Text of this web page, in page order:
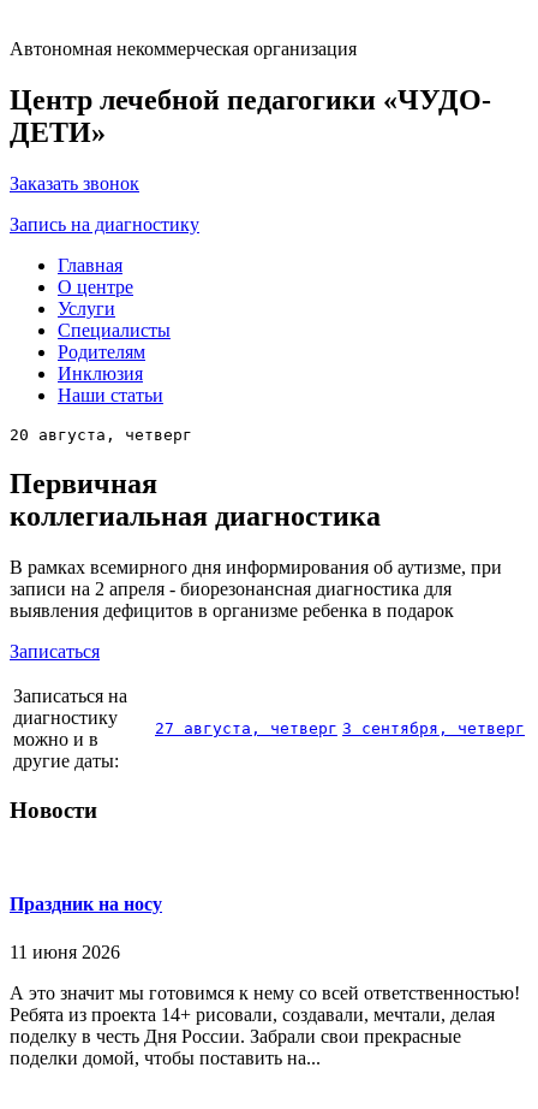
Автономная некоммерческая организация
Центр лечебной педагогики «ЧУДО-
ДЕТИ»
Заказать звонок
Запись на диагностику
Главная
О центре
Услуги
Специалисты
Родителям
Инклюзия
Наши статьи
20 августа, четверг
Первичная
коллегиальная диагностика
В рамках всемирного дня информирования об аутизме, при
записи на 2 апреля - биорезонансная диагностика для
выявления дефицитов в организме ребенка в подарок
Записаться
Записаться на
диагностику
можно и в
другие даты:
27 августа, четверг 3 сентября, четверг
Новости
Праздник на носу
11 июня 2026
А это значит мы готовимся к нему со всей ответственностью!
Ребята из проекта 14+ рисовали, создавали, мечтали, делая
поделку в честь Дня России. Забрали свои прекрасные
поделки домой, чтобы поставить на...